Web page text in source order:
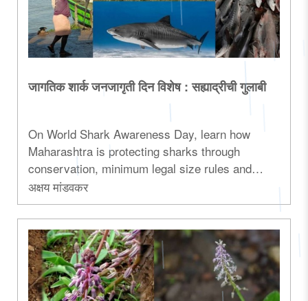
जागतिक शार्क जनजागृती दिन विशेष : सह्याद्रीची गुलाबी
On World Shark Awareness Day, learn how
Maharashtra is protecting sharks through
conservation, minimum legal size rules and
sustainable fisheries management...
अक्षय मांडवकर